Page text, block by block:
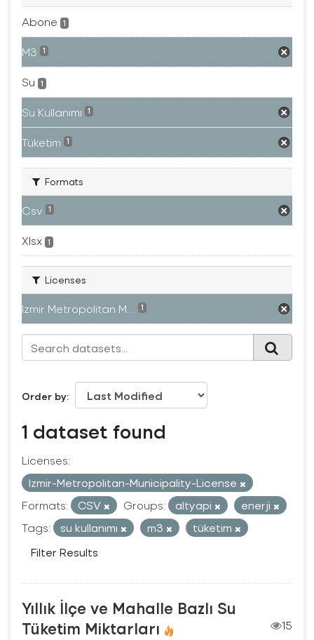
Abone 1
M3 1
Su 1
Su Kullanımı 1
Tüketim 1
Formats
Csv 1
Xlsx 1
Licenses
Izmir Metropolitan M... 1
Order by
1 dataset found
Licenses:
Izmir-Metropolitan-Municipality-License
Formats:
CSV Groups: altyapi
enerji
Tags:
su kullanımı m3
tüketim
Filter Results
Yıllık İlçe ve Mahalle Bazlı Su
Tüketim Miktarları
15